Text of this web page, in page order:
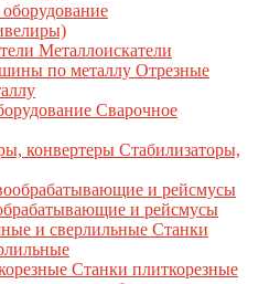
Металлоискатели
Отрезные
Сварочное
Стабилизаторы,
и рейсмусы
Станки
Станки плиткорезные